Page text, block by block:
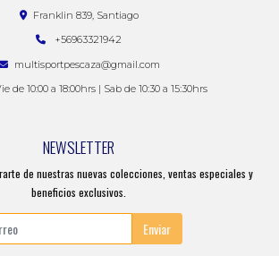
Franklin 839, Santiago
+56963321942
multisportpescaza@gmail.com
de 10:00 a 18:00hrs | Sab de 10:30 a 15:30hrs
NEWSLETTER
de nuestras nuevas colecciones, ventas especiales y
beneficios exclusivos.
Enviar